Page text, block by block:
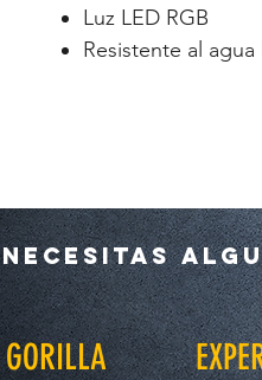
Luz LED RGB
Resistente al agua
Necesitas
GORILLA